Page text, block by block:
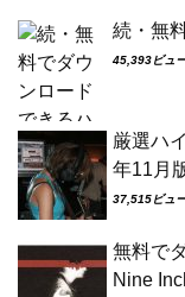
続・無
45,393ビュ
厳選ハ
年11月
37,515ビュ
無料で
Nine